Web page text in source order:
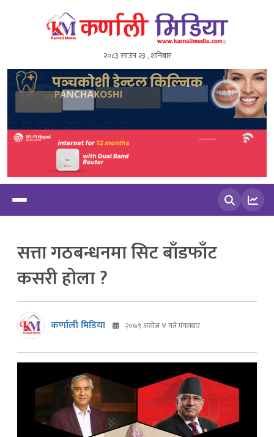
२०८३ साउन २३ , शनिबार
सत्ता गठबन्धनमा सिट बाँडफाँट
कसरी होला ?
कर्णाली मिडिया २०७९ असोज ४ गते मंगलबार